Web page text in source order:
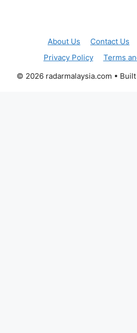
About Us Contact Us
Privacy Policy
Terms
© 2026 radarmalaysia.com •